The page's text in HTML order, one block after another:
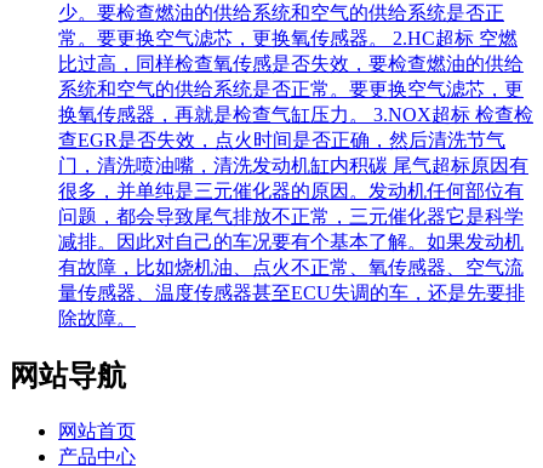
少。要检查燃油的供给系统和空气的供给系统是否正
常。要更换空气滤芯，更换氧传感器。 2.HC超标 空燃
比过高，同样检查氧传感是否失效，要检查燃油的供给
系统和空气的供给系统是否正常。要更换空气滤芯，更
换氧传感器，再就是检查气缸压力。 3.NOX超标 检查检
查EGR是否失效，点火时间是否正确，然后清洗节气
门，清洗喷油嘴，清洗发动机缸内积碳 尾气超标原因有
很多，并单纯是三元催化器的原因。发动机任何部位有
问题，都会导致尾气排放不正常，三元催化器它是科学
减排。因此对自己的车况要有个基本了解。如果发动机
有故障，比如烧机油、点火不正常、氧传感器、空气流
量传感器、温度传感器甚至ECU失调的车，还是先要排
除故障。
网站导航
网站首页
产品中心